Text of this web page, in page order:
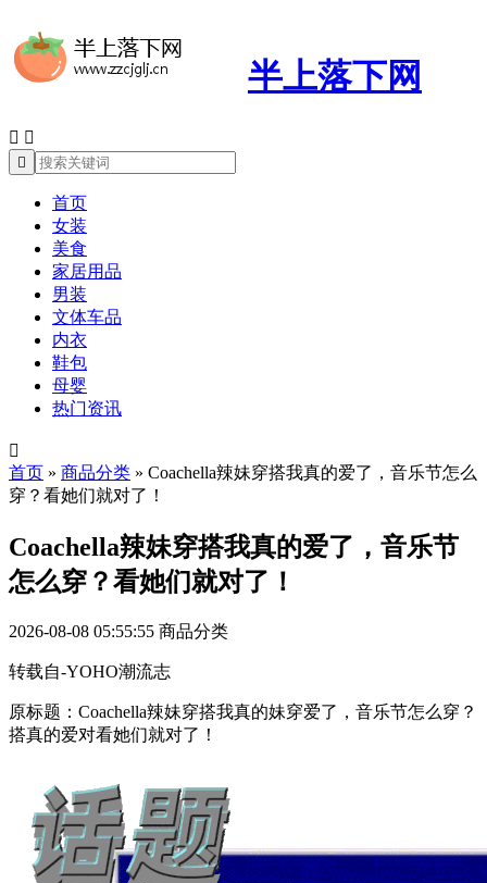
半上落下网
 

首页
女装
美食
家居用品
男装
文体车品
内衣
鞋包
母婴
热门资讯

首页 » 商品分类 » Coachella辣妹穿搭我真的爱了，音乐节怎么
穿？看她们就对了！
Coachella辣妹穿搭我真的爱了，音乐节
怎么穿？看她们就对了！
2026-08-08 05:55:55 商品分类
转载自-YOHO潮流志
原标题：Coachella辣妹穿搭我真的妹穿爱了，音乐节怎么穿？
搭真的爱对看她们就对了！